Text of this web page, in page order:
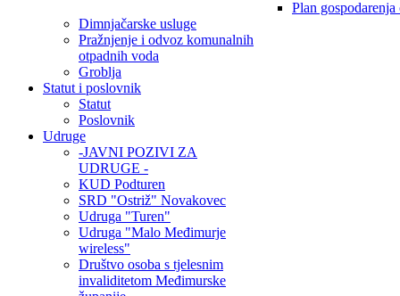
Plan gospodarenja
Dimnjačarske usluge
Pražnjenje i odvoz komunalnih
otpadnih voda
Groblja
Statut i poslovnik
Statut
Poslovnik
Udruge
-JAVNI POZIVI ZA
UDRUGE -
KUD Podturen
SRD "Ostriž" Novakovec
Udruga "Turen"
Udruga "Malo Međimurje
wireless"
Društvo osoba s tjelesnim
invaliditetom Međimurske